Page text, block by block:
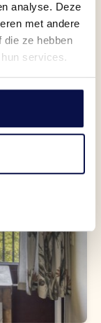
analyse. Deze
met andere
die ze hebben
services.